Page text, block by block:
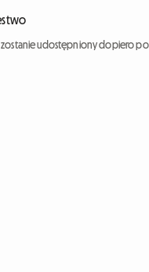
zostanie udostępniony dopiero